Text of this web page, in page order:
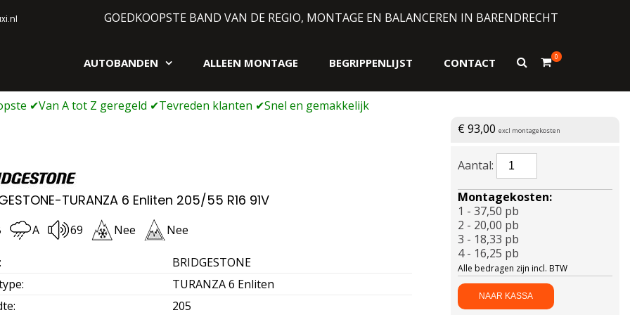
GOEDKOOPSTE BAND VAN DE REGIO, MONTAGE EN BALANCEREN IN BARENDRECHT
AUTOBANDEN ALLEEN MONTAGE BEGRIPPENLIJST CONTACT
Toon
0
TURANZA 6 Enliten 205/55 R16 91V
€ 93,00 excl montagekosten
A 69 Nee Nee
:
BRIDGESTONE
:
TURANZA 6 Enliten
:
205
BRIDGESTONE-
TURANZA
6
Enliten
205/55
R16
91V
aantal
NAAR KASSA
Montagekosten:
1 - 37,50 pb
2 - 20,00 pb
3 - 18,33 pb
4 - 16,25 pb
Alle bedragen zijn incl. BTW